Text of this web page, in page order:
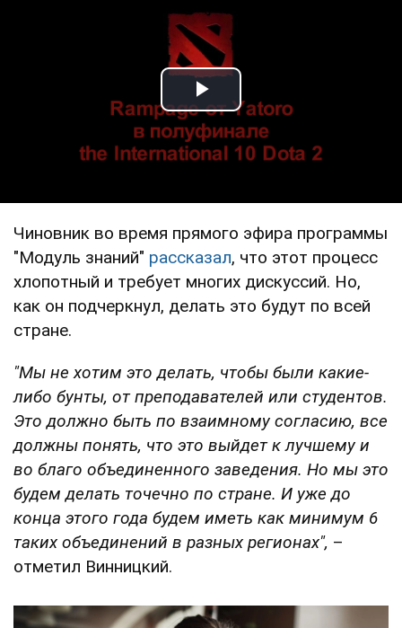
Play Video
Чиновник во время прямого эфира программы
"Модуль знаний" рассказал, что этот процесс
хлопотный и требует многих дискуссий. Но,
как он подчеркнул, делать это будут по всей
стране.
"Мы не хотим это делать, чтобы были какие-
либо бунты, от преподавателей или студентов.
Это должно быть по взаимному согласию, все
должны понять, что это выйдет к лучшему и
во благо объединенного заведения. Но мы это
будем делать точечно по стране. И уже до
конца этого года будем иметь как минимум 6
таких объединений в разных регионах", –
отметил Винницкий.